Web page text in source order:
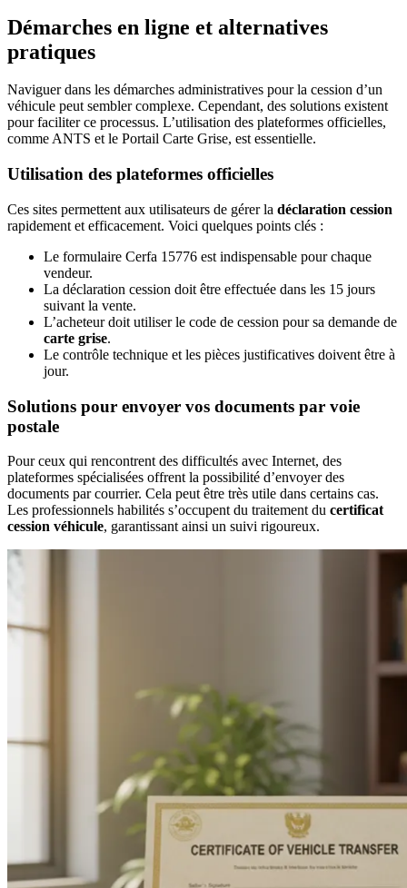
Démarches en ligne et alternatives
pratiques
Naviguer dans les démarches administratives pour la cession d’un
véhicule peut sembler complexe. Cependant, des solutions existent
pour faciliter ce processus. L’utilisation des plateformes officielles,
comme ANTS et le Portail Carte Grise, est essentielle.
Utilisation des plateformes officielles
Ces sites permettent aux utilisateurs de gérer la déclaration cession
rapidement et efficacement. Voici quelques points clés :
Le formulaire Cerfa 15776 est indispensable pour chaque
vendeur.
La déclaration cession doit être effectuée dans les 15 jours
suivant la vente.
L’acheteur doit utiliser le code de cession pour sa demande de
carte grise.
Le contrôle technique et les pièces justificatives doivent être à
jour.
Solutions pour envoyer vos documents par voie
postale
Pour ceux qui rencontrent des difficultés avec Internet, des
plateformes spécialisées offrent la possibilité d’envoyer des
documents par courrier. Cela peut être très utile dans certains cas.
Les professionnels habilités s’occupent du traitement du certificat
cession véhicule, garantissant ainsi un suivi rigoureux.